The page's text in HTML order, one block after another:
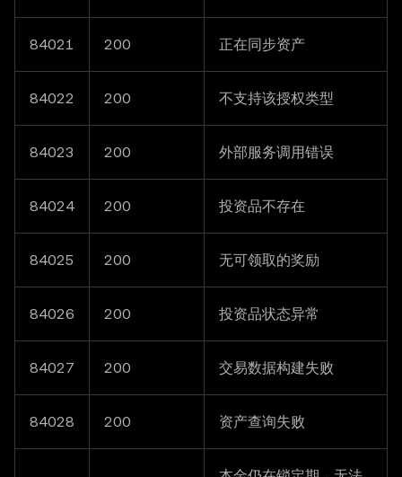
84021 200 正在同步资产
84022 200 不支持该授权类型
84023 200 外部服务调用错误
84024 200 投资品不存在
84025 200 无可领取的奖励
84026 200 投资品状态异常
84027 200 交易数据构建失败
84028 200 资产查询失败